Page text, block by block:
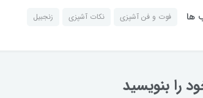
ها فوت و فن آشپزی نکات آشپزی زنجبیل
را بنویسید